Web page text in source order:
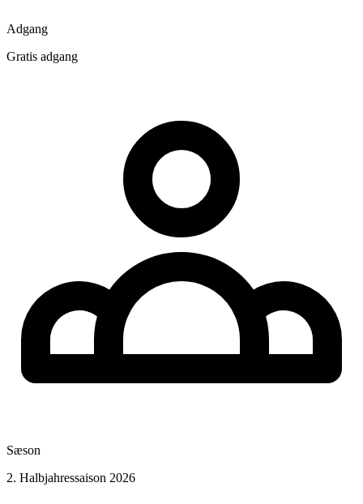
Adgang
Gratis adgang
Sæson
2. Halbjahressaison 2026